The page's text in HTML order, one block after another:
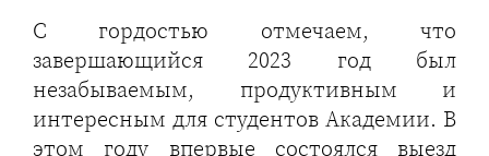
С гордостью отмечаем, что
завершающийся 2023 год был
незабываемым, продуктивным и
интересным для студентов Академии. В
этом году впервые состоялся выезд